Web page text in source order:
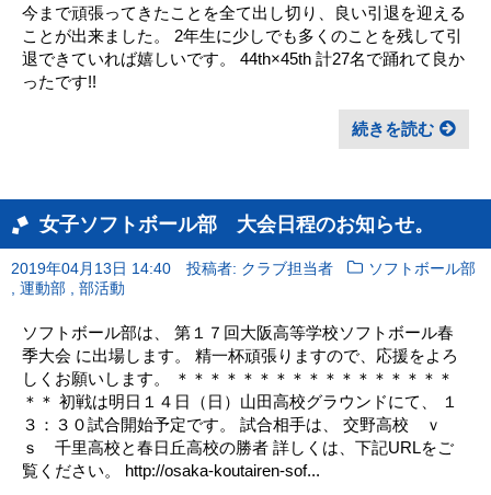
今まで頑張ってきたことを全て出し切り、良い引退を迎える
ことが出来ました。 2年生に少しでも多くのことを残して引
退できていれば嬉しいです。 44th×45th 計27名で踊れて良か
ったです!!
続きを読む
女子ソフトボール部 大会日程のお知らせ。
2019年04月13日 14:40 投稿者: クラブ担当者
ソフトボール部
, 運動部 , 部活動
ソフトボール部は、 第１７回大阪高等学校ソフトボール春
季大会 に出場します。 精一杯頑張りますので、応援をよろ
しくお願いします。 ＊＊＊＊＊＊＊＊＊＊＊＊＊＊＊＊＊
＊＊ 初戦は明日１４日（日）山田高校グラウンドにて、 １
３：３０試合開始予定です。 試合相手は、 交野高校 ｖ
ｓ 千里高校と春日丘高校の勝者 詳しくは、下記URLをご
覧ください。 http://osaka-koutairen-sof...